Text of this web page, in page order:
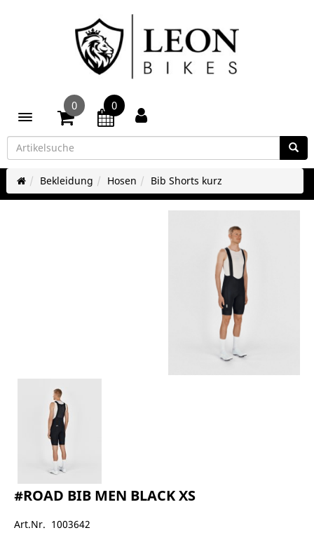
Toggle navigation
0 0
Bekleidung Hosen Bib Shorts kurz
#ROAD BIB MEN BLACK XS
Art.Nr. 1003642